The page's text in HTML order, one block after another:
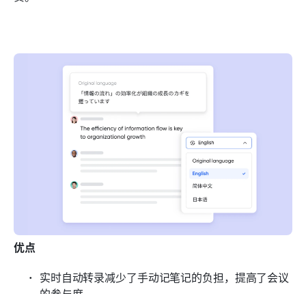
优点
实时自动转录减少了手动记笔记的负担，提高了会议